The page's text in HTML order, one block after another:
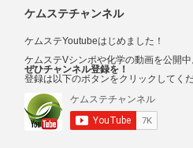
ケムステチャンネル
ケムステYoutubeはじめました！
ケムステVシンポや化学の動画を公開中
ぜひチャンネル登録を！
登録は以下のボタンをクリックしてくだ